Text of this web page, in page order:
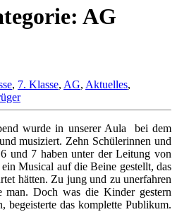
AG
, 7. Klasse, AG, Aktuelles,
wurde in unserer Aula bei dem
musiziert. Zehn Schülerinnen und
und 7 haben unter der Leitung von
Musical auf die Beine gestellt, das
hätten. Zu jung und zu unerfahren
man. Doch was die Kinder gestern
begeisterte das komplette Publikum.